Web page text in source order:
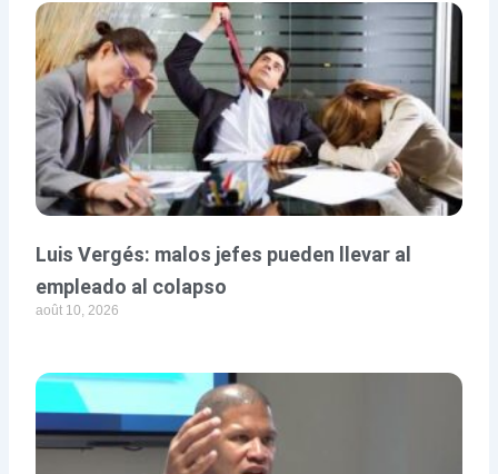
Luis Vergés: malos jefes pueden llevar al
empleado al colapso
août 10, 2026